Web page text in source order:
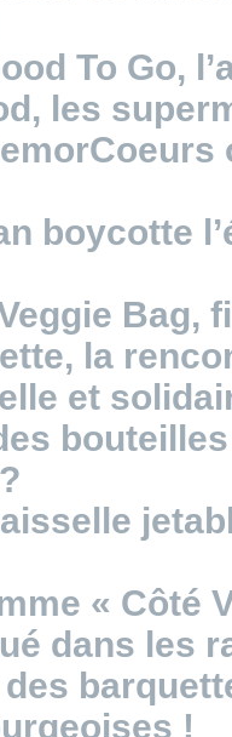
To Go,
les
boycotte
Bag,
la
et
« Côté
dans les
!